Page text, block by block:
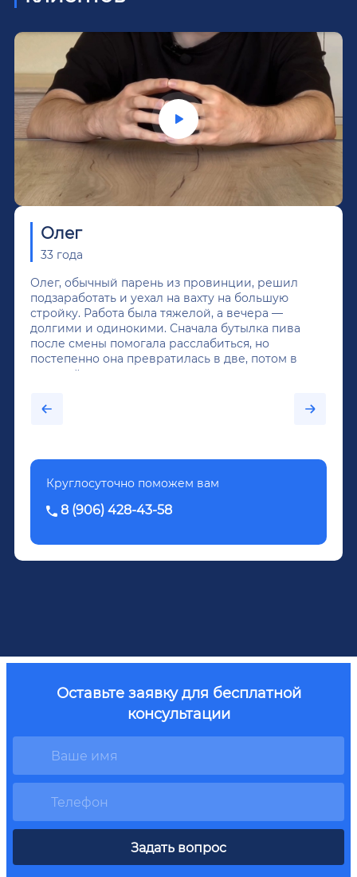
Олег
33 года
Олег, обычный парень из провинции, решил
подзаработать и уехал на вахту на большую
стройку. Работа была тяжелой, а вечера —
долгими и одинокими. Сначала бутылка пива
после смены помогала расслабиться, но
постепенно она превратилась в две, потом в
крепкий алкоголь, и вот он уже пил почти
было назначено кодирование по методу
Довженко.
Круглосуточно поможем вам
8 (906) 428-43-58
Оставьте заявку для бесплатной
консультации
Задать вопрос